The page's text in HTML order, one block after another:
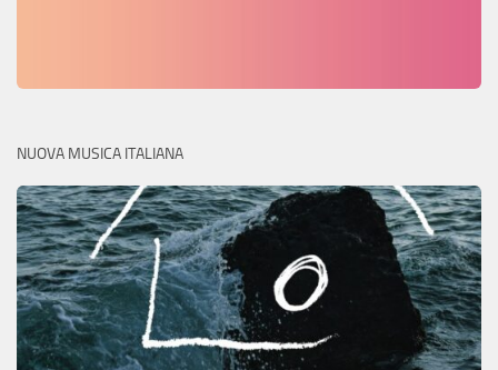
NUOVA MUSICA ITALIANA